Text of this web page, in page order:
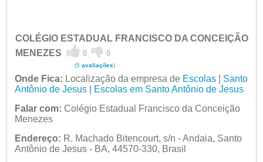
COLÉGIO ESTADUAL FRANCISCO DA CONCEIÇÃO
MENEZES
0 0
(5 avaliações)
Onde Fica: Localização da empresa de Escolas| Santo
Antônio de Jesus|
Escolas em Santo Antônio de Jesus
Falar com: Colégio Estadual Francisco da Conceição
Menezes
Endereço: R. Machado Bitencourt, s/n - Andaia, Santo
Antônio de Jesus - BA, 44570-330, Brasil